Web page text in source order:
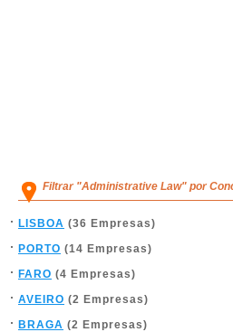
Filtrar "Administrative Law" por
LISBOA (36 Empresas)
PORTO (14 Empresas)
FARO (4 Empresas)
AVEIRO (2 Empresas)
BRAGA (2 Empresas)